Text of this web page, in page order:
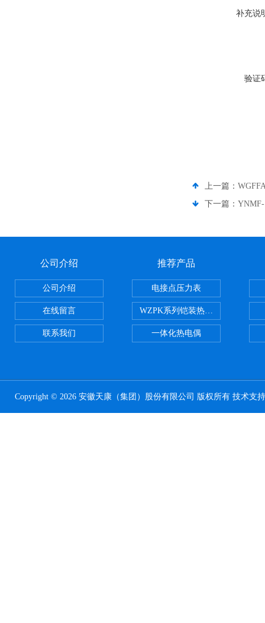
补充说
验证
上一篇：
下一篇：
公司介绍
公司介绍
在线留言
联系我们
推荐产品
电接点压力表
WZPK系列铠装热电阻
一体化热电偶
Copyright © 2026 安徽天康（集团）股份有限公司 版权所有 技术支